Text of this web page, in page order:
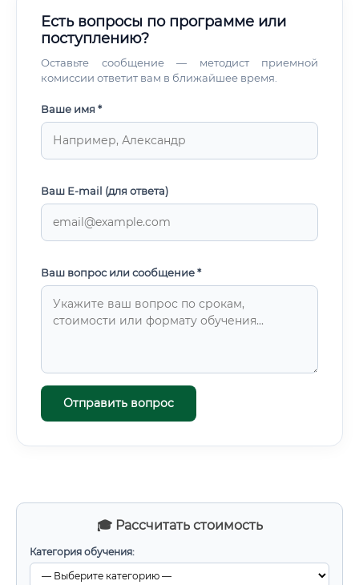
🎓 Рассчитать стоимость
Категория обучения:
Есть вопросы по программе или
поступлению?
Оставьте сообщение — методист приемной
комиссии ответит вам в ближайшее время.
Ваше имя *
Ваш E-mail (для ответа)
Ваш вопрос или сообщение *
Отправить вопрос